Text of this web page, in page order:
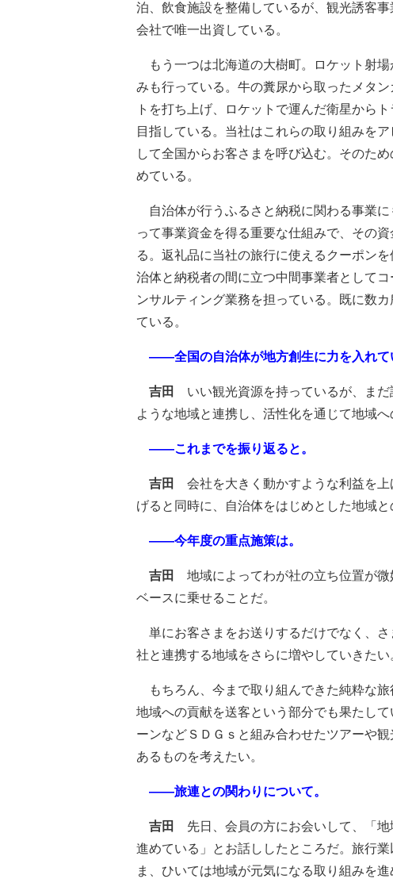
泊、飲食施設を整備しているが、観光誘客
会社で唯一出資している。
もう一つは北海道の大樹町。ロケット射
みも行っている。牛の糞尿から取ったメタ
トを打ち上げ、ロケットで運んだ衛星から
目指している。当社はこれらの取り組みを
して全国からお客さまを呼び込む。そのた
めている。
自治体が行うふるさと納税に関わる事業
って事業資金を得る重要な仕組みで、その
る。返礼品に当社の旅行に使えるクーポン
治体と納税者の間に立つ中間事業者として
ンサルティング業務を担っている。既に数
ている。
――全国の自治体が地方創生に力を入れて
吉田 いい観光資源を持っているが、ま
ような地域と連携し、活性化を通じて地域へ
――これまでを振り返ると。
吉田 会社を大きく動かすような利益を
げると同時に、自治体をはじめとした地域と
――今年度の重点施策は。
吉田 地域によってわが社の立ち位置が
ベースに乗せることだ。
単にお客さまをお送りするだけでなく、
社と連携する地域をさらに増やしていきたい
もちろん、今まで取り組んできた純粋な旅
地域への貢献を送客という部分でも果たし
ーンなどＳＤＧｓと組み合わせたツアーや
あるものを考えたい。
――旅連との関わりについて。
吉田 先日、会員の方にお会いして、「
進めている」とお話ししたところだ。旅行
ま、ひいては地域が元気になる取り組みを進